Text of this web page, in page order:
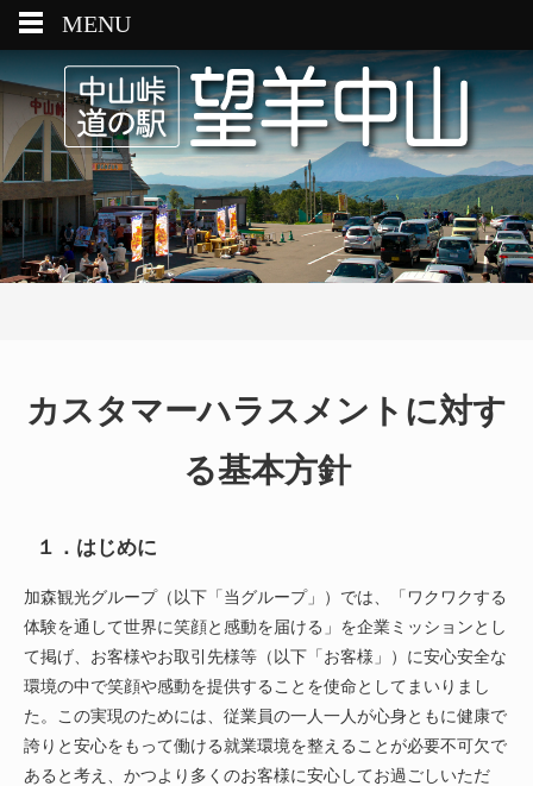
カスタマーハラスメントに対す
る基本方針
１．はじめに
加森観光グループ（以下「当グループ」）では、「ワクワクする
体験を通して世界に笑顔と感動を届ける」を企業ミッションとし
て掲げ、お客様やお取引先様等（以下「お客様」）に安心安全な
環境の中で笑顔や感動を提供することを使命としてまいりまし
た。この実現のためには、従業員の一人一人が心身ともに健康で
誇りと安心をもって働ける就業環境を整えることが必要不可欠で
あると考え、かつより多くのお客様に安心してお過ごしいただ
MENU